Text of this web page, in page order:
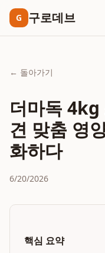
G 구로데브
← 돌아가기
더마독 4kg
견 맞춤 영
화하다
6/20/2026
핵심 요약